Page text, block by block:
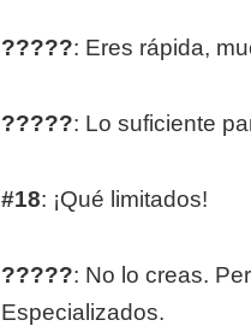
?????: Eres rápida,
?????: Lo suficiente
#18: ¡Qué limitados!
?????: No lo creas.
Especializados.